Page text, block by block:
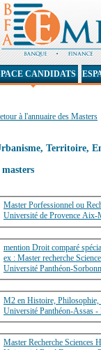
à l'annuaire des Masters
Territoire,
masters
Master Porfessionnel ou
Université
mention Droit comparé
ex : Master recherche
Université Panthéon-
M2 en Histoire,
Université Panthéon-Assas -
Master Recherche Sciences
CANDIDATS